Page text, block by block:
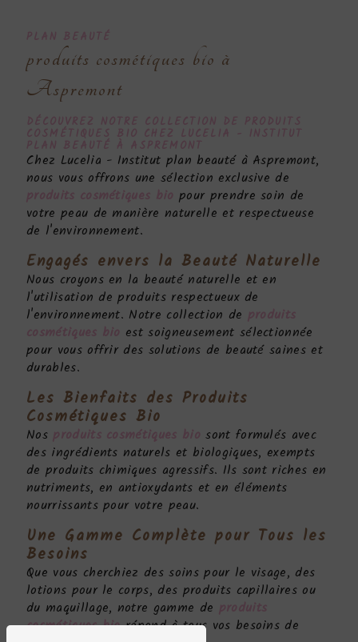
PLAN BEAUTÉ
produits cosmétiques bio à
Aspremont
DÉCOUVREZ NOTRE COLLECTION DE PRODUITS
COSMÉTIQUES BIO CHEZ LUCELIA - INSTITUT
PLAN BEAUTÉ À ASPREMONT
Chez Lucelia - Institut plan beauté à Aspremont,
nous vous offrons une sélection exclusive de
produits cosmétiques bio pour prendre soin de
votre peau de manière naturelle et respectueuse
de l'environnement.
Engagés envers la Beauté Naturelle
Nous croyons en la beauté naturelle et en
l'utilisation de produits respectueux de
l'environnement. Notre collection de produits
cosmétiques bio est soigneusement sélectionnée
pour vous offrir des solutions de beauté saines et
durables.
Les Bienfaits des Produits
Cosmétiques Bio
Nosproduits cosmétiques bio sont formulés avec
des ingrédients naturels et biologiques, exempts
de produits chimiques agressifs. Ils sont riches en
nutriments, en antioxydants et en éléments
nourrissants pour votre peau.
Une Gamme Complète pour Tous les
Besoins
Que vous cherchiez des soins pour le visage, des
lotions pour le corps, des produits capillaires ou
du maquillage, notre gamme de produits
cosmétiques biorépond à tous vos besoins de